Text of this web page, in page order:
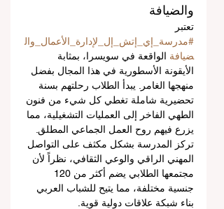
والضيافة
تعتبر
#مدرسة_إي_إتش_إل_لإدارة_الأعمال_وال
ضيافة الواقعة في سويسرا، بمثابة
الأيقونة الأسطورية في هذا المجال بفضل
منهجها الغامر. يبدأ الطلاب رحلتهم بسنة
تحضيرية شاملة تغطي كل شيء من فنون
الطهي الفاخر إلى العمليات التشغيلية، مما
يزرع فيهم روح العمل الجماعي المطلق.
تركز المدرسة بشكل مكثف على التواصل
المهني الراقي والوعي الثقافي، نظراً لأن
جنسية مختلفة، مما يتيح للشباب العربي
بناء شبكة علاقات دولية قوية.